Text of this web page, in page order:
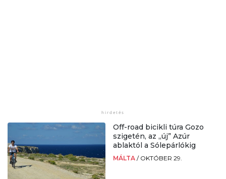
Off-road bicikli túra Gozo
szigetén, az „új” Azúr
ablaktól a Sólepárlókig
MÁLTA / OKTÓBER 29.